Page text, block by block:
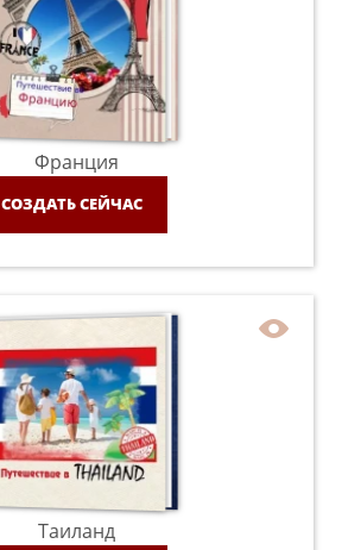
Франция
СОЗДАТЬ СЕЙЧАС
Таиланд